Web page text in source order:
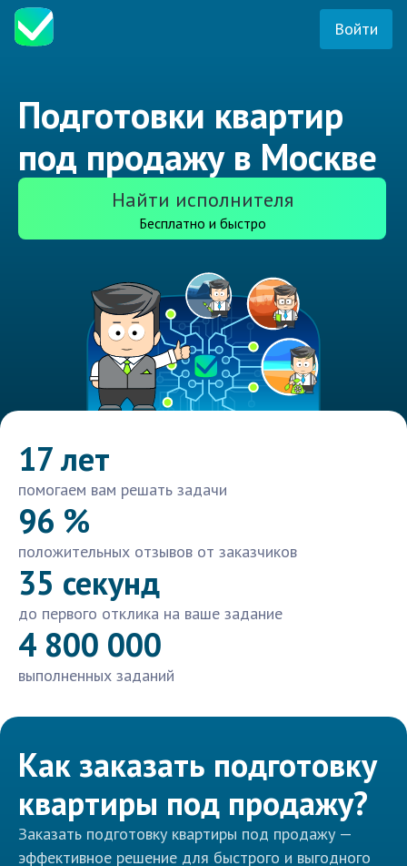
Войти
Подготовки квартир
под продажу в Москве
Найти исполнителя
Бесплатно и быстро
17 лет
помогаем вам решать задачи
96 %
положительных отзывов от заказчиков
35 секунд
до первого отклика на ваше задание
4 800 000
выполненных заданий
Как заказать подготовку
квартиры под продажу?
Заказать подготовку квартиры под продажу —
эффективное решение для быстрого и выгодного